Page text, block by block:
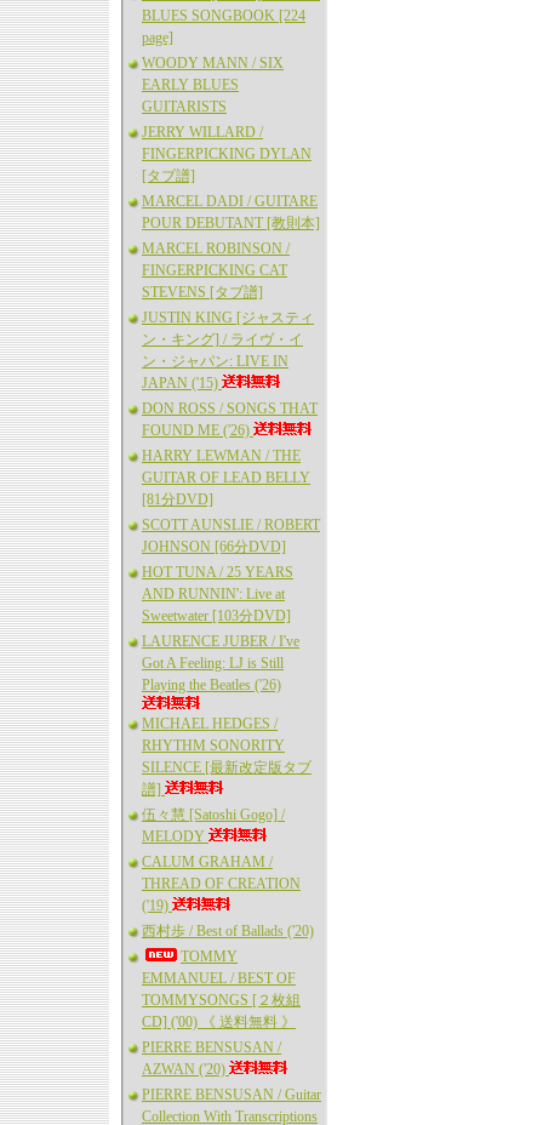
BLUES SONGBOOK [224
page]
WOODY MANN / SIX
EARLY BLUES
GUITARISTS
JERRY WILLARD /
FINGERPICKING DYLAN
[タブ譜]
MARCEL DADI / GUITARE
POUR DEBUTANT [教則本]
MARCEL ROBINSON /
FINGERPICKING CAT
STEVENS [タブ譜]
JUSTIN KING [ジャスティ
ン・キング] / ライヴ・イ
ン・ジャパン: LIVE IN
JAPAN ('15)
DON ROSS / SONGS THAT
FOUND ME ('26)
HARRY LEWMAN / THE
GUITAR OF LEAD BELLY
[81分DVD]
SCOTT AUNSLIE / ROBERT
JOHNSON [66分DVD]
HOT TUNA / 25 YEARS
AND RUNNIN': Live at
Sweetwater [103分DVD]
LAURENCE JUBER / I've
Got A Feeling: LJ is Still
Playing the Beatles ('26)
MICHAEL HEDGES /
RHYTHM SONORITY
SILENCE [最新改定版タブ
譜]
伍々慧 [Satoshi Gogo] /
MELODY
CALUM GRAHAM /
THREAD OF CREATION
('19)
西村歩 / Best of Ballads ('20)
TOMMY
EMMANUEL / BEST OF
TOMMYSONGS [２枚組
CD] ('00) 《 送料無料 》
PIERRE BENSUSAN /
AZWAN ('20)
PIERRE BENSUSAN / Guitar
Collection With Transcriptions